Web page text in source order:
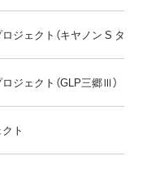
ジェクト（キヤノン S タワー
ジェクト（GLP三郷Ⅲ）
ト